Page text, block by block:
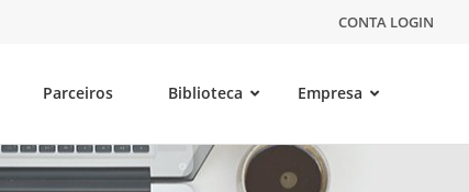
CONTA LOGIN
Parceiros Biblioteca Empresa